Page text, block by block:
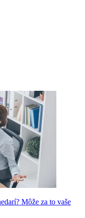
Môže za to vaše